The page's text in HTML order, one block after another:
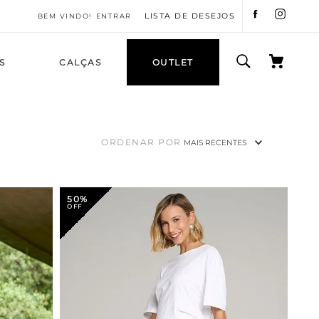
ENTRAR LISTA DE DESEJOS
CALÇAS OUTLET
ORDENAR POR MAIS RECENTES
50%